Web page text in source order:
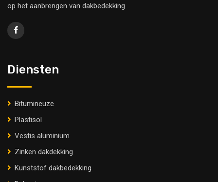
op het aanbrengen van dakbedekking.
Diensten
Bitumineuze
Plastisol
Vestis aluminium
Zinken dakdekking
Kunststof dakbedekking